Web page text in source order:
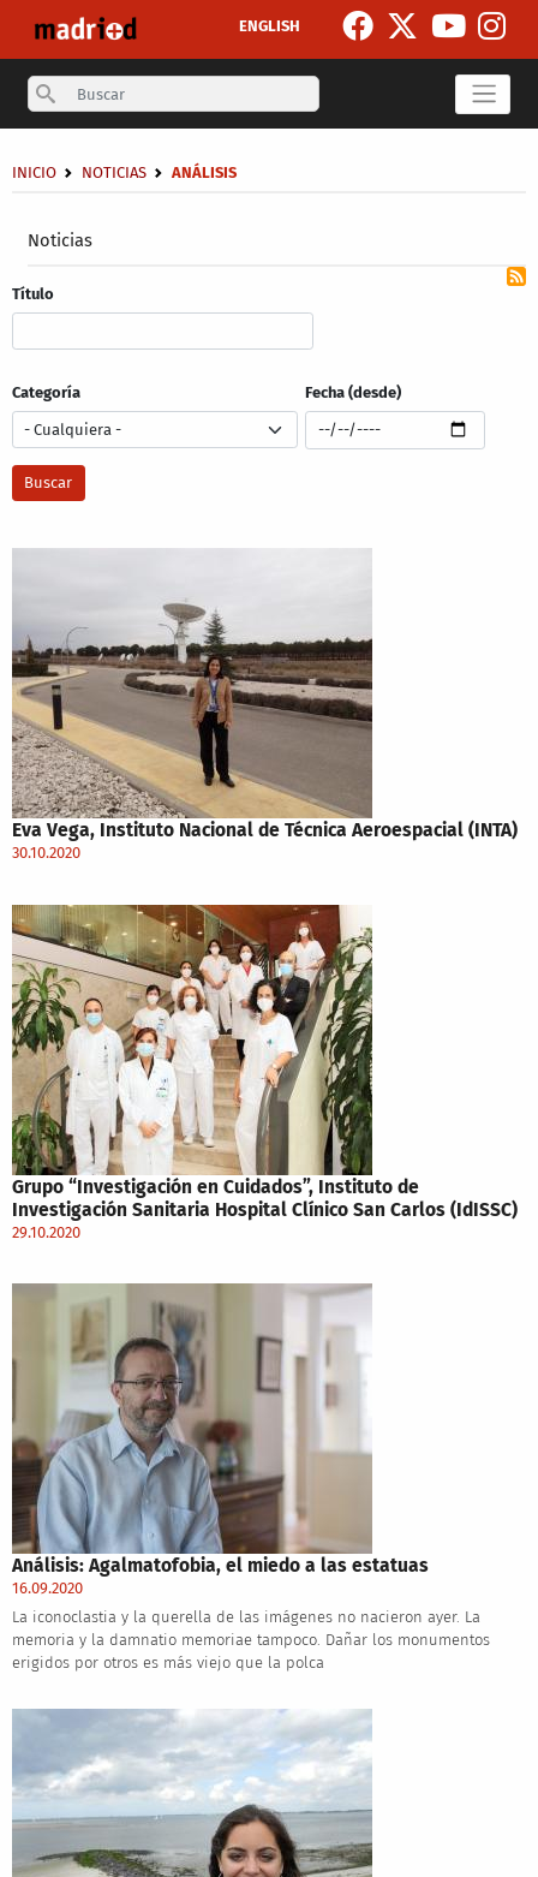
ENGLISH
Search
Noticias
Sobrescribir enlaces de ayuda a la navegación
INICIO NOTICIAS ANÁLISIS
Título
Categoría Fecha (desde)
Eva Vega, Instituto Nacional de Técnica Aeroespacial (INTA)
30.10.2020
Grupo “Investigación en Cuidados”, Instituto de
Investigación Sanitaria Hospital Clínico San Carlos (IdISSC)
29.10.2020
Análisis: Agalmatofobia, el miedo a las estatuas
16.09.2020
La iconoclastia y la querella de las imágenes no nacieron ayer. La
memoria y la damnatio memoriae tampoco. Dañar los monumentos
erigidos por otros es más viejo que la polca